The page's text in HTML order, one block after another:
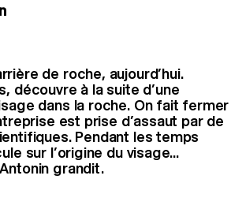
de roche, aujourd’hui.
découvre à la suite d’une
dans la roche. On fait fermer
est prise d’assaut par de
Pendant les temps
sur l’origine du visage...
grandit.